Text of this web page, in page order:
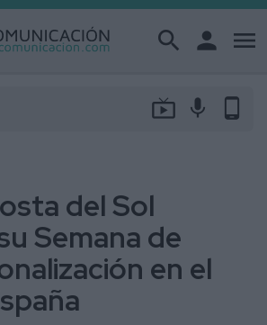
search person menu
live_tv mic phone_android
del Sol
Semana de
en el